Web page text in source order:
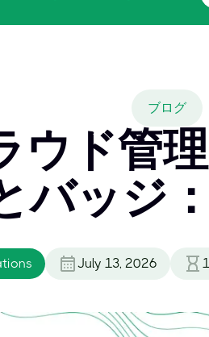
ブログ
ウド管
バッジ
July 13, 2026